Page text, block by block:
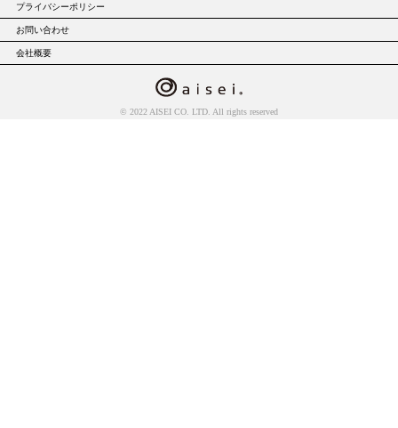
プライバシーポリシー
お問い合わせ
会社概要
© 2022 AISEI CO. LTD. All rights reserved